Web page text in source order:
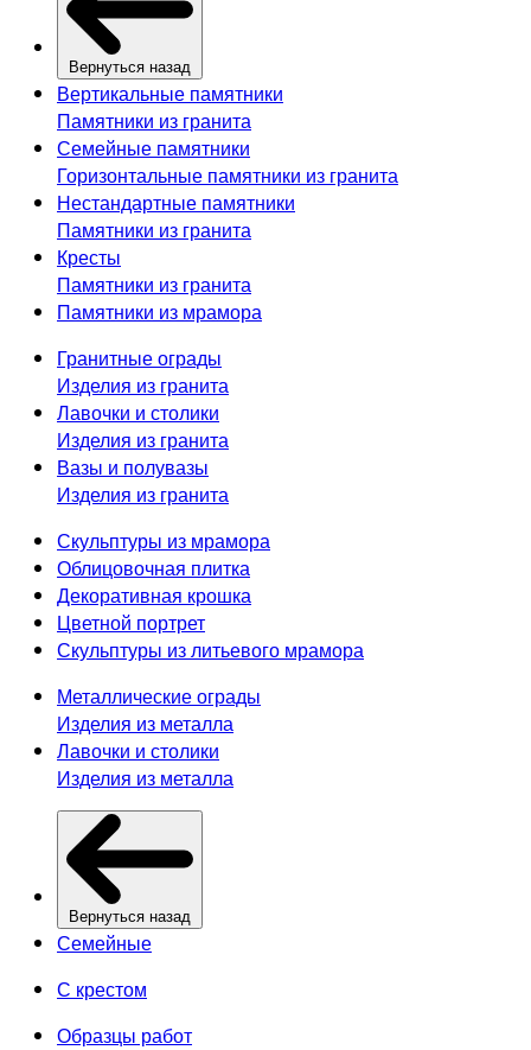
Вернуться назад
Вертикальные памятники
Памятники из гранита
Семейные памятники
Горизонтальные памятники из гранита
Нестандартные памятники
Памятники из гранита
Кресты
Памятники из гранита
Памятники из мрамора
Гранитные ограды
Изделия из гранита
Лавочки и столики
Изделия из гранита
Вазы и полувазы
Изделия из гранита
Скульптуры из мрамора
Облицовочная плитка
Декоративная крошка
Цветной портрет
Скульптуры из литьевого мрамора
Металлические ограды
Изделия из металла
Лавочки и столики
Изделия из металла
Вернуться назад
Семейные
С крестом
Образцы работ